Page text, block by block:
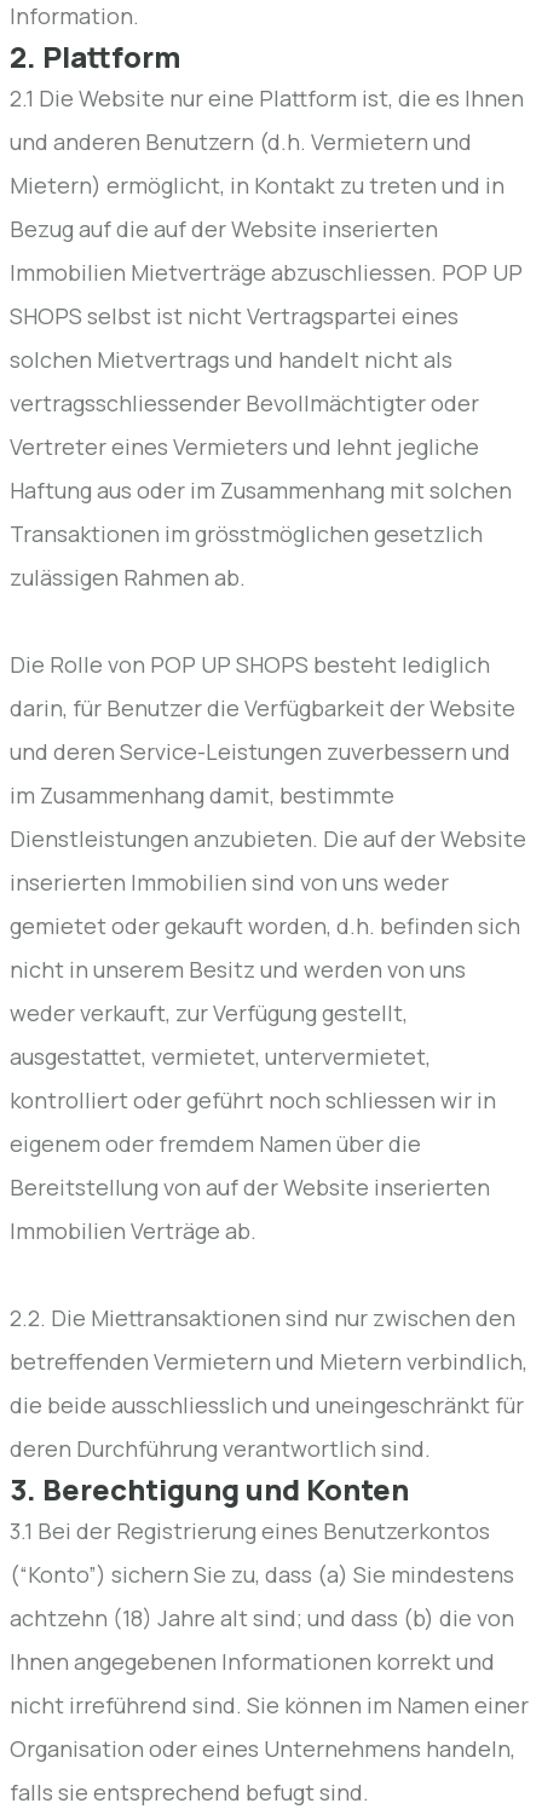
Information.
2. Plattform
2.1 Die Website nur eine Plattform ist, die es Ihnen
und anderen Benutzern (d.h. Vermietern und
Mietern) ermöglicht, in Kontakt zu treten und in
Bezug auf die auf der Website inserierten
Immobilien Mietverträge abzuschliessen. POP UP
SHOPS selbst ist nicht Vertragspartei eines
solchen Mietvertrags und handelt nicht als
vertragsschliessender Bevollmächtigter oder
Vertreter eines Vermieters und lehnt jegliche
Haftung aus oder im Zusammenhang mit solchen
Transaktionen im grösstmöglichen gesetzlich
zulässigen Rahmen ab.
Die Rolle von POP UP SHOPS besteht lediglich
darin, für Benutzer die Verfügbarkeit der Website
und deren Service-Leistungen zuverbessern und
im Zusammenhang damit, bestimmte
Dienstleistungen anzubieten. Die auf der Website
inserierten Immobilien sind von uns weder
gemietet oder gekauft worden, d.h. befinden sich
nicht in unserem Besitz und werden von uns
weder verkauft, zur Verfügung gestellt,
ausgestattet, vermietet, untervermietet,
kontrolliert oder geführt noch schliessen wir in
eigenem oder fremdem Namen über die
Bereitstellung von auf der Website inserierten
Immobilien Verträge ab.
2.2. Die Miettransaktionen sind nur zwischen den
betreffenden Vermietern und Mietern verbindlich,
die beide ausschliesslich und uneingeschränkt für
deren Durchführung verantwortlich sind.
3. Berechtigung und Konten
3.1 Bei der Registrierung eines Benutzerkontos
(“Konto”) sichern Sie zu, dass (a) Sie mindestens
achtzehn (18) Jahre alt sind; und dass (b) die von
Ihnen angegebenen Informationen korrekt und
nicht irreführend sind. Sie können im Namen einer
Organisation oder eines Unternehmens handeln,
falls sie entsprechend befugt sind.